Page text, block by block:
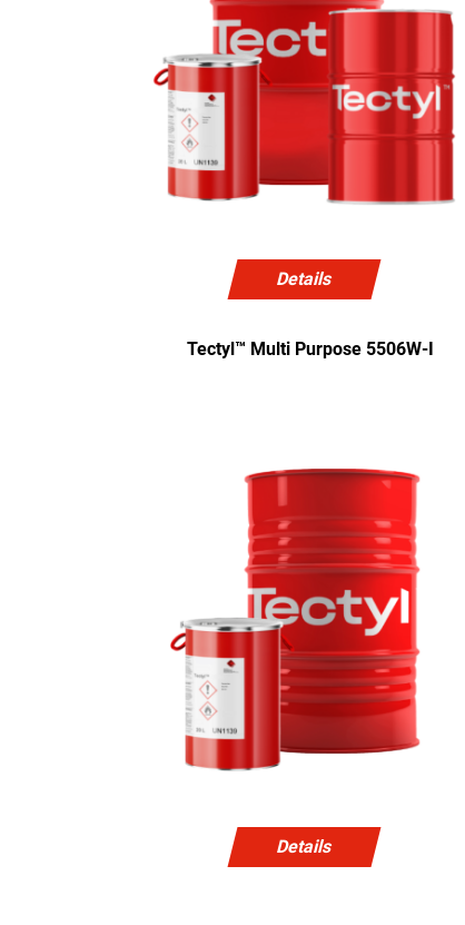
Details
Tectyl™ Multi Purpose 5506W-I
Details